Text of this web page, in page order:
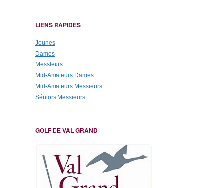
LIENS RAPIDES
Jeunes
Dames
Messieurs
Mid-Amateurs Dames
Mid-Amateurs Messieurs
Séniors Messieurs
GOLF DE VAL GRAND